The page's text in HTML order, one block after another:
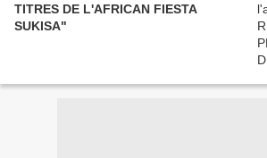
TITRES DE L'AFRICAN FIESTA
SUKISA"